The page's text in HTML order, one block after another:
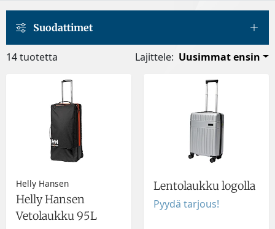
Suodattimet
14 tuotetta Lajittele: Uusimmat ensin
Helly Hansen
Helly Hansen
Vetolaukku 95L
Lentolaukku logolla
Pyydä tarjous!